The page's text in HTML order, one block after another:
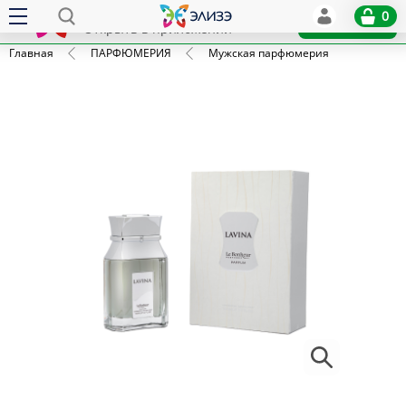
x
Открыть в приложении
Установить
0
Главная ПАРФЮМЕРИЯ Мужская парфюмерия